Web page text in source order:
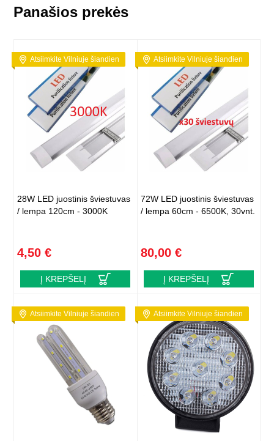
Panašios prekės
Atsiimkite Vilniuje šiandien
28W LED juostinis šviestuvas
/ lempa 120cm - 3000K
4,50 €
Į KREPŠELĮ
Atsiimkite Vilniuje šiandien
72W LED juostinis šviestuvas
/ lempa 60cm - 6500K, 30vnt.
80,00 €
Į KREPŠELĮ
Atsiimkite Vilniuje šiandien Atsiimkite Vilniuje šiandien